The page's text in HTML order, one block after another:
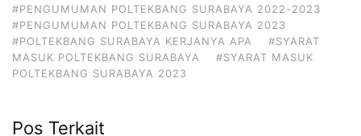
#PENGUMUMAN POLTEKBANG SURABAYA 2022-2023
#PENGUMUMAN POLTEKBANG SURABAYA 2023
#POLTEKBANG SURABAYA KERJANYA APA
#SYARAT
MASUK POLTEKBANG SURABAYA
#SYARAT MASUK
POLTEKBANG SURABAYA 2023
Pos Terkait